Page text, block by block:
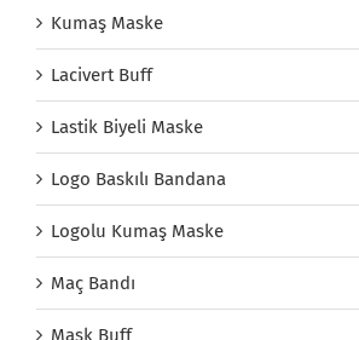
Kumaş Maske
Lacivert Buff
Lastik Biyeli Maske
Logo Baskılı Bandana
Logolu Kumaş Maske
Maç Bandı
Mask Buff